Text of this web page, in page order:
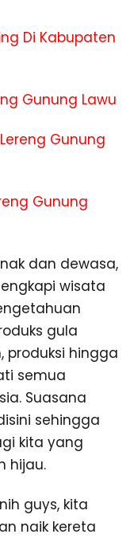
Di Kabupaten
Gunung Lawu
Gunung
Gunung
dan dewasa,
wisata
gula
produksi hingga
semua
Suasana
sehingga
kita yang
hijau.
guys, kita
naik kereta